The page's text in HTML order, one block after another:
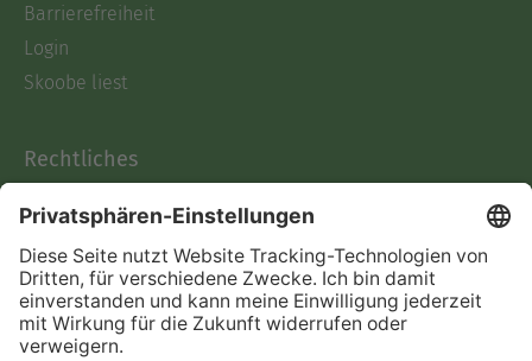
Barrierefreiheit
Login
Skoobe liest
Rechtliches
AGB
Informationen nach Data
Act
Verträge hier kündigen